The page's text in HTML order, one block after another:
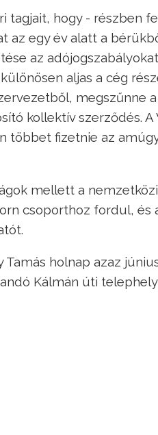
tagjait, hogy - részben
az egy év alatt a
az
aljas a cég
megszűnne
kollektív szerződés. A
többet fizetnie az
mellett a nemzetközi
csoporthoz fordul, és
holnap azaz június
Kálmán úti